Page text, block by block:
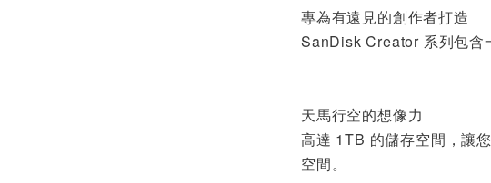
專為有遠見的創作者打造
SanDisk Creator 系列包含
天馬行空的想像力
高達 1TB 的儲存空間，讓
空間。